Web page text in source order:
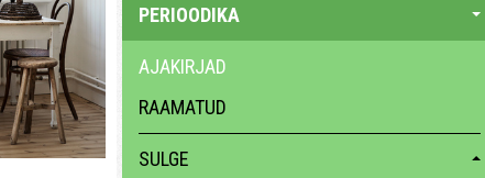
PERIOODIKA
AJAKIRJAD
RAAMATUD
SULGE